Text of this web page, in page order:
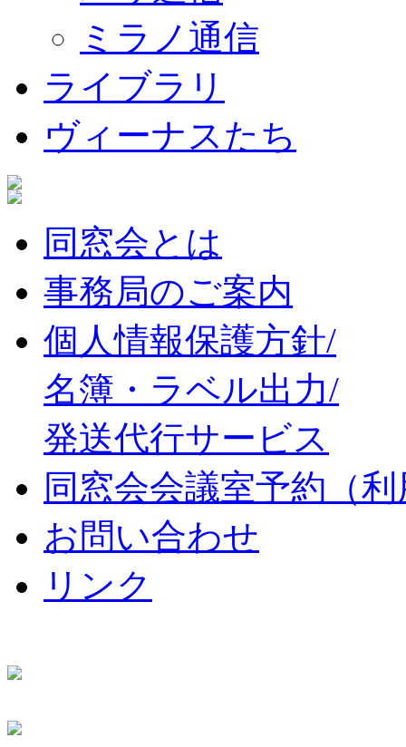
ミラノ通信
ライブラリ
ヴィーナスたち
同窓会とは
事務局のご案内
個人情報保護方針/
名簿・ラベル出力/
発送代行サービス
同窓会会議室予約（
お問い合わせ
リンク